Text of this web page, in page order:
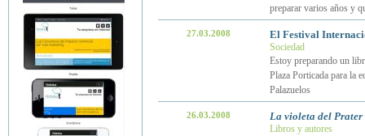
preparar varios años y
27.03.2008 El Festival
Sociedad
Estoy preparando un
Plaza Porticada para la
Palazuelos
26.03.2008 La violeta del Prater
Libros y autores